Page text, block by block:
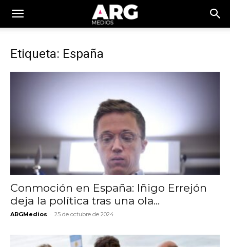
Etiqueta: España
Conmoción en España: Iñigo Errejón
deja la política tras una ola...
ARGMedios - 25 de octubre de 2024